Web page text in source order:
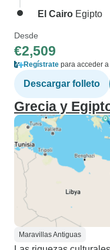
El Cairo Egipto
Desde
€2,509
Regístrate para acceder
Descargar folleto
Grecia y
Maravillas Antiguas